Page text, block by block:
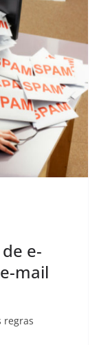
e-
mail
regras